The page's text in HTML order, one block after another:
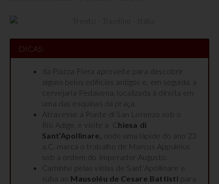
DICAS:
da Piazza Fiera aproveite para descobrir
alguns belos edifícios antigos e, em seguida, a
cervejaria Pedavena, localizada à direita em
uma das esquinas da praça.
Atravesse a Ponte di San Lorenzo sob o
Rio Adige, e visite a Chiesa di
Sant’Apollinare, onde uma lápide do ano 23
a.C. marca o trabalho de Marcus Appuleius
sob a ordem do Imperador Augusto.
Caminhe pelas vielas de Sant’Apollinare e
suba ao Mausoléu de Cesare Battisti para